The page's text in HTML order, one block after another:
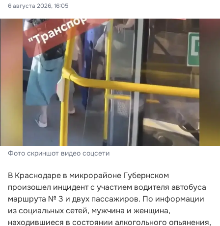
6 августа 2026, 16:05
Фото скриншот видео соцсети
В Краснодаре в микрорайоне Губернском
произошел инцидент с участием водителя автобуса
маршрута № 3 и двух пассажиров. По информации
из социальных сетей, мужчина и женщина,
находившиеся в состоянии алкогольного опьянения,